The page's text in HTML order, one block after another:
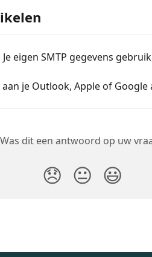
eigen SMTP gegevens
je Outlook, Apple of Google
Was dit een antwoord op uw
😞 😐 😃